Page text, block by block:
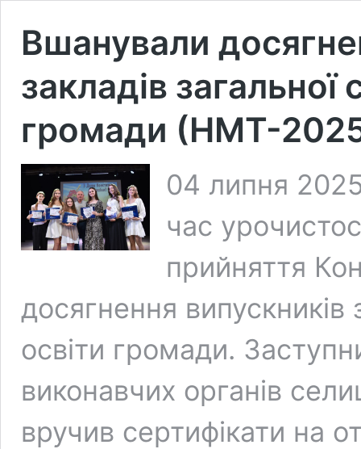
Вшанували
закладів загальної
громади (НМТ-
04 липня
час
прийняття
досягнення випускників
освіти громади.
виконавчих органів
вручив сертифікати на